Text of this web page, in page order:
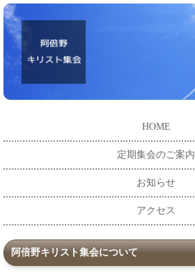
HOME
定期集会のご案内
お知らせ
アクセス
阿倍野キリスト集会について